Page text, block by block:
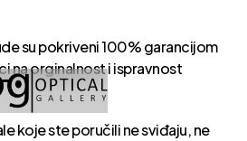
su pokriveni 100% garancijom
na orginalnost i ispravnost
koje ste poručili ne sviđaju, ne